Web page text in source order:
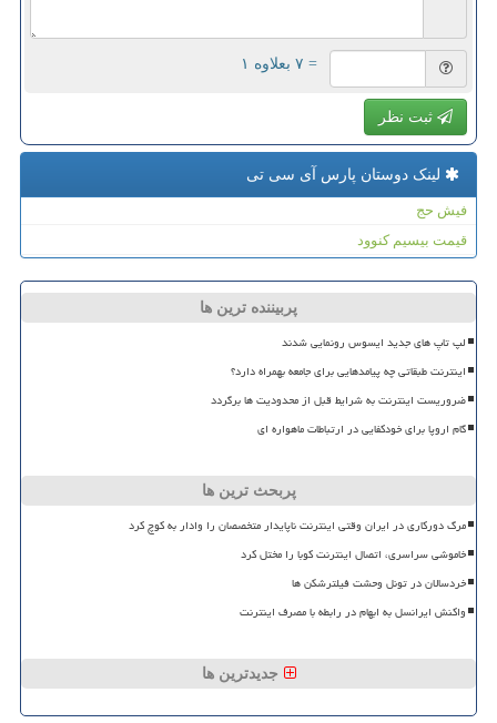
= ۷ بعلاوه ۱
ثبت نظر
لینک دوستان پارس آی سی تی
فیش حج
قیمت بیسیم کنوود
پربیننده ترین ها
لپ تاپ های جدید ایسوس رونمایی شدند
اینترنت طبقاتی چه پیامدهایی برای جامعه بهمراه دارد؟
ضروریست اینترنت به شرایط قبل از محدودیت ها برگردد
گام اروپا برای خودکفایی در ارتباطات ماهواره ای
پربحث ترین ها
مرگ دورکاری در ایران وقتی اینترنت ناپایدار متخصصان را وادار به کوچ کرد
خاموشی سراسری، اتصال اینترنت کوبا را مختل کرد
خردسالان در تونل وحشت فیلترشکن ها
واکنش ایرانسل به ابهام در رابطه با مصرف اینترنت
جدیدترین ها